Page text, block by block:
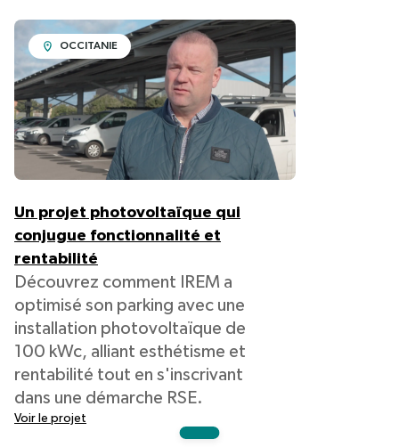
OCCITANIE
Un projet photovoltaïque qui
conjugue fonctionnalité et
rentabilité
Découvrez comment IREM a
optimisé son parking avec une
installation photovoltaïque de
100 kWc, alliant esthétisme et
rentabilité tout en s'inscrivant
dans une démarche RSE.
Voir le projet